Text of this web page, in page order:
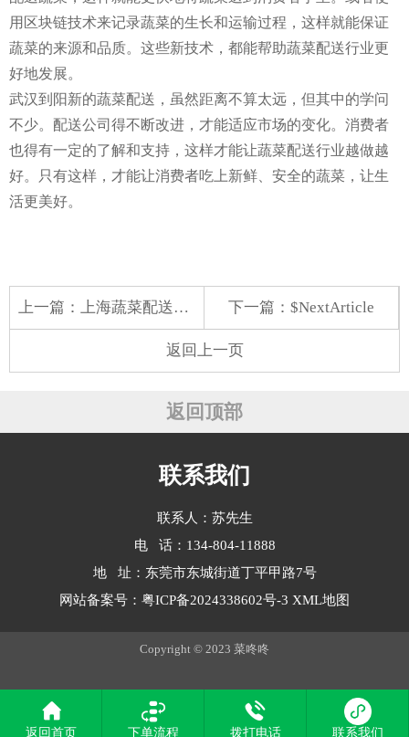
用区块链技术来记录蔬菜的生长和运输过程，这样就能保证
蔬菜的来源和品质。这些新技术，都能帮助蔬菜配送行业更
好地发展。
武汉到阳新的蔬菜配送，虽然距离不算太远，但其中的学问
不少。配送公司得不断改进，才能适应市场的变化。消费者
也得有一定的了解和支持，这样才能让蔬菜配送行业越做越
好。只有这样，才能让消费者吃上新鲜、安全的蔬菜，让生
活更美好。
上一篇： 上海蔬菜配送网店加盟 下一篇：$NextArticle
返回上一页
返回顶部
联系我们
联系人：苏先生
电 话：134-804-11888
地 址：东莞市东城街道丁平甲路7号
网站备案号： 粤ICP备2024338602号-3 XML地图
Copyright © 2023 菜咚咚
返回首页 下单流程 拨打电话 联系我们